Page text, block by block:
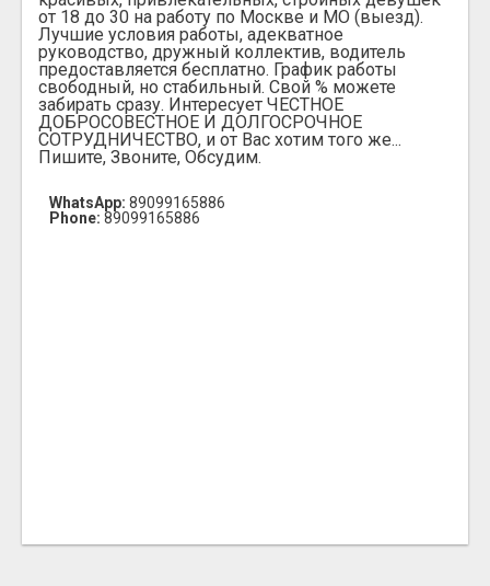
от 18 до 30 на работу по Москве и МО (выезд).
Лучшие условия работы, адекватное
руководство, дружный коллектив, водитель
предоставляется бесплатно. График работы
свободный, но стабильный. Свой % можете
забирать сразу. Интересует ЧЕСТНОЕ
ДОБРОСОВЕСТНОЕ И ДОЛГОСРОЧНОЕ
СОТРУДНИЧЕСТВО, и от Вас хотим того же...
Пишите, Звоните, Обсудим.
WhatsApp: 89099165886
Phone: 89099165886